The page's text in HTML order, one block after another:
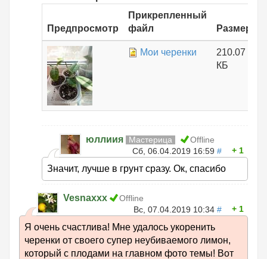
Предпросмотр
Прикрепленный
файл
Размер
Мои черенки
210.07
КБ
юллиия Мастерица
Offline
Сб, 06.04.2019 16:59 # 1
Значит, лучше в грунт сразу. Ок, спасибо
Vesnaxxx
Offline
Вс, 07.04.2019 10:34 # 1
Я очень счастлива! Мне удалось укоренить
черенки от своего супер неубиваемого лимон,
который с плодами на главном фото темы! Вот